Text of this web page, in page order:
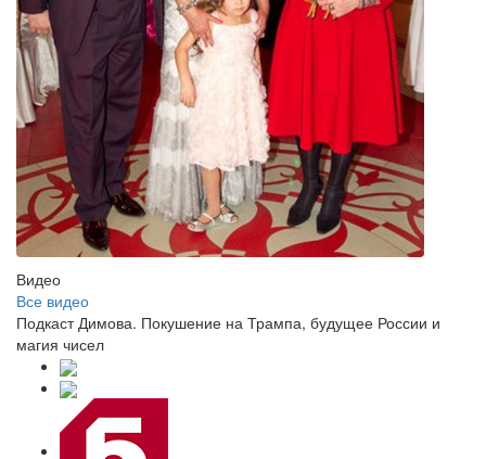
Видео
Все видео
Подкаст Димова. Покушение на Трампа, будущее России и
магия чисел